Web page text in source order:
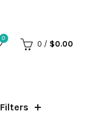
0
0 / $0.00
Filters